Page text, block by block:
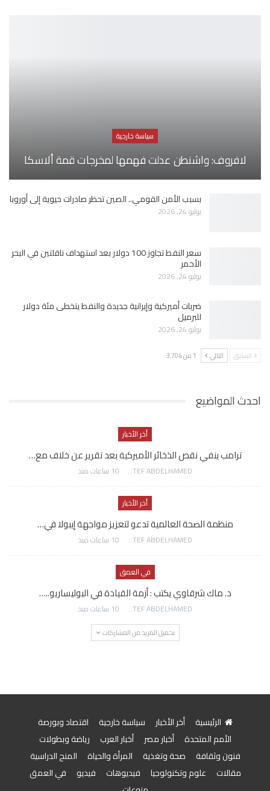
سياسة خارجية
لافروف: واشنطن عدلت فهمها لمخرجات قمة ألاسكا
بسبب الأمن القومي.. الصين تحظر صادرات حيوية إلى أوروبا
يوليو 24, 2026
سعر النفط تجاوز 100 دولار بعد استهداف ناقلتين في البحر
الأحمر
يوليو 24, 2026
ضربات أميركية وإيرانية جديدة والنفط يتخطى مئة دولار
للبرميل
يوليو 24, 2026
السابق التالي 1 من 3٬704
احدث المواضيع
أخر الأخبار
ترامب ينفي نقص الذخائر الأميركية بعد تقرير عن خلاف مع…
AWATEF ABDELHAMED 10 ساعات منذ
أخر الأخبار
منظمة الصحة العالمية تدعو لتعزيز مواجهة إيبولا في…
AWATEF ABDELHAMED 10 ساعات منذ
في العمق
د. ماك شرقاوي يكتب : أزمة القيادة في البوليساريو..…
AWATEF ABDELHAMED 10 ساعات منذ
تحميل المزيد من المشاركات
الرئيسية أخر الأخبار سياسة خارجية
اقتصاد وبورصة
الأمم المتحدة
أخبار مصر أخبار العرب
رياضة وبطولات
فنون وثقافة
صحة وتغذية المرأة والحياة
المنح الدراسية
مقالات
علوم وتكنولوجيا فيديوهات فيديو
في العمق